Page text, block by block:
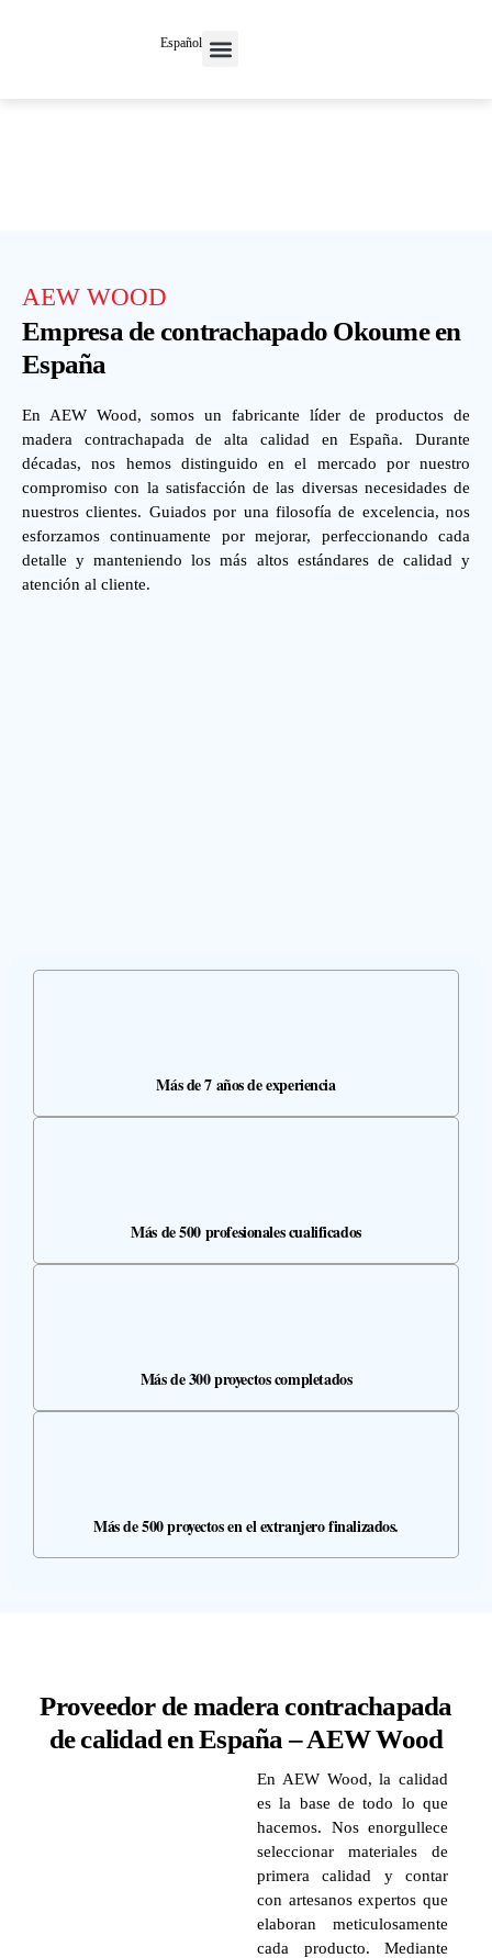
Español
AEW WOOD
Empresa de contrachapado Okoume en
España
En AEW Wood, somos un fabricante líder de productos de
madera contrachapada de alta calidad en España. Durante
décadas, nos hemos distinguido en el mercado por nuestro
compromiso con la satisfacción de las diversas necesidades de
nuestros clientes. Guiados por una filosofía de excelencia, nos
esforzamos continuamente por mejorar, perfeccionando cada
detalle y manteniendo los más altos estándares de calidad y
atención al cliente.
Más de 7 años de experiencia
Más de 500 profesionales cualificados
Más de 300 proyectos completados
Más de 500 proyectos en el extranjero finalizados.
Proveedor de madera contrachapada
de calidad en España – AEW Wood
En AEW Wood, la calidad
es la base de todo lo que
hacemos. Nos enorgullece
seleccionar materiales de
primera calidad y contar
con artesanos expertos que
elaboran meticulosamente
cada producto. Mediante